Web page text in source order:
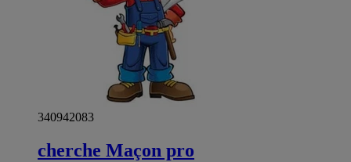
340942083
cherche Maçon pro